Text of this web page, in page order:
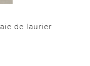
de laurier